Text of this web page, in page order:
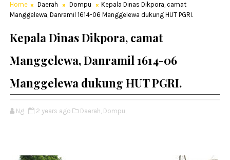
Home Daerah Dompu
Kepala Dinas Dikpora, camat
Manggelewa, Danramil 1614-06 Manggelewa dukung HUT PGRI.
Kepala Dinas Dikpora, camat
Manggelewa, Danramil 1614-06
Manggelewa dukung HUT PGRI.
Ng 2 years ago Daerah, Dompu,